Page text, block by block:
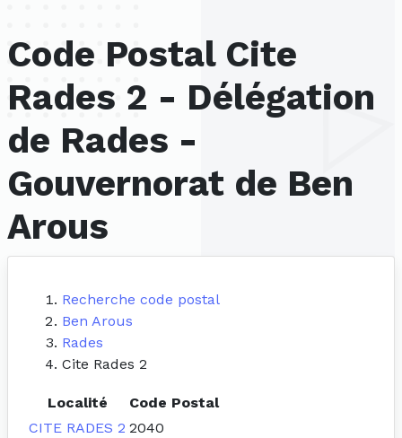
Code Postal Cite
Rades 2 - Délégation
de Rades -
Gouvernorat de Ben
Arous
Recherche code postal
Ben Arous
Rades
Cite Rades 2
Localité
Code Postal
CITE RADES 2 2040